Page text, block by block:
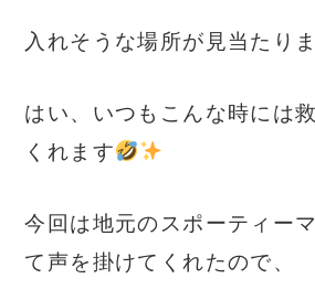
入れそうな場所が見当たり
はい、いつもこんな時には
くれます
今回は地元のスポーティー
て声を掛けてくれたので、